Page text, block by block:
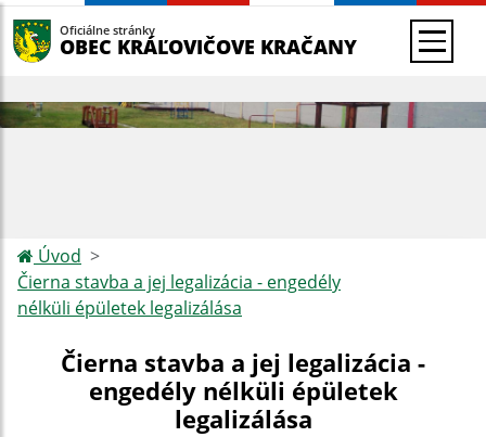
Oficiálne stránky
OBEC KRÁĽOVIČOVE KRAČANY
Úvod
Čierna stavba a jej legalizácia - engedély
nélküli épületek legalizálása
Čierna stavba a jej legalizácia -
engedély nélküli épületek
legalizálása